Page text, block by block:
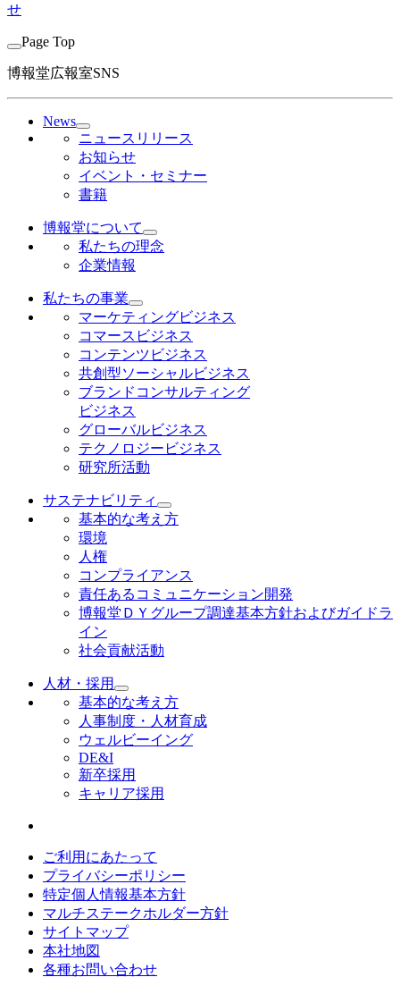
せ
Page Top
博報堂広報室SNS
News
ニュースリリース
お知らせ
イベント・セミナー
書籍
博報堂について
私たちの理念
企業情報
私たちの事業
マーケティングビジネス
コマースビジネス
コンテンツビジネス
共創型ソーシャルビジネス
ブランドコンサルティング
ビジネス
グローバルビジネス
テクノロジービジネス
研究所活動
サステナビリティ
基本的な考え方
環境
人権
コンプライアンス
責任あるコミュニケーション開発
博報堂ＤＹグループ調達基本方針およびガイドラ
イン
社会貢献活動
人材・採用
基本的な考え方
人事制度・人材育成
ウェルビーイング
DE&I
新卒採用
キャリア採用
ご利用にあたって
プライバシーポリシー
特定個人情報基本方針
マルチステークホルダー方針
サイトマップ
本社地図
各種お問い合わせ